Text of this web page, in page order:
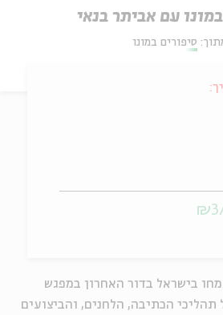
עם אביתר בנאי
סיפורים במונו
בישראל בדור האחרון במפגש
תהליכי הכתיבה, הלחנים, והביצועים